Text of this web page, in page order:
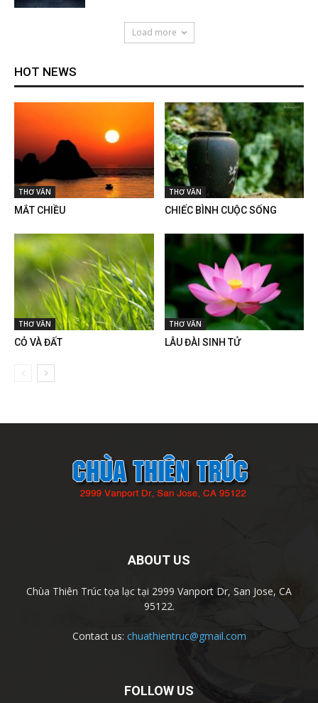
Load more
HOT NEWS
THƠ VĂN
MẮT CHIỀU
THƠ VĂN
CHIẾC BÌNH CUỘC SỐNG
THƠ VĂN
CỎ VÀ ĐẤT
THƠ VĂN
LÂU ĐÀI SINH TỬ
ABOUT US
Chùa Thiên Trúc tọa lạc tại 2999 Vanport Dr, San Jose, CA
95122.
Contact us: chuathientruc@gmail.com
FOLLOW US